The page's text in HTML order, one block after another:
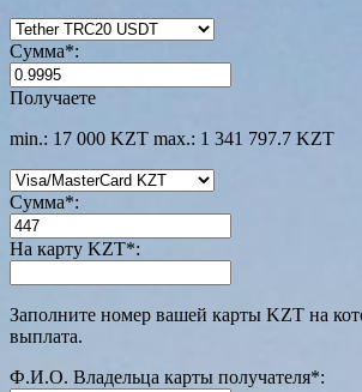
Сумма*:
Получаете
min.: 17 000 KZT max.: 1 341 797.7 KZT
Сумма*:
На карту KZT*:
Заполните номер вашей карты KZT на
выплата.
Ф.И.О. Владельца карты получателя*: